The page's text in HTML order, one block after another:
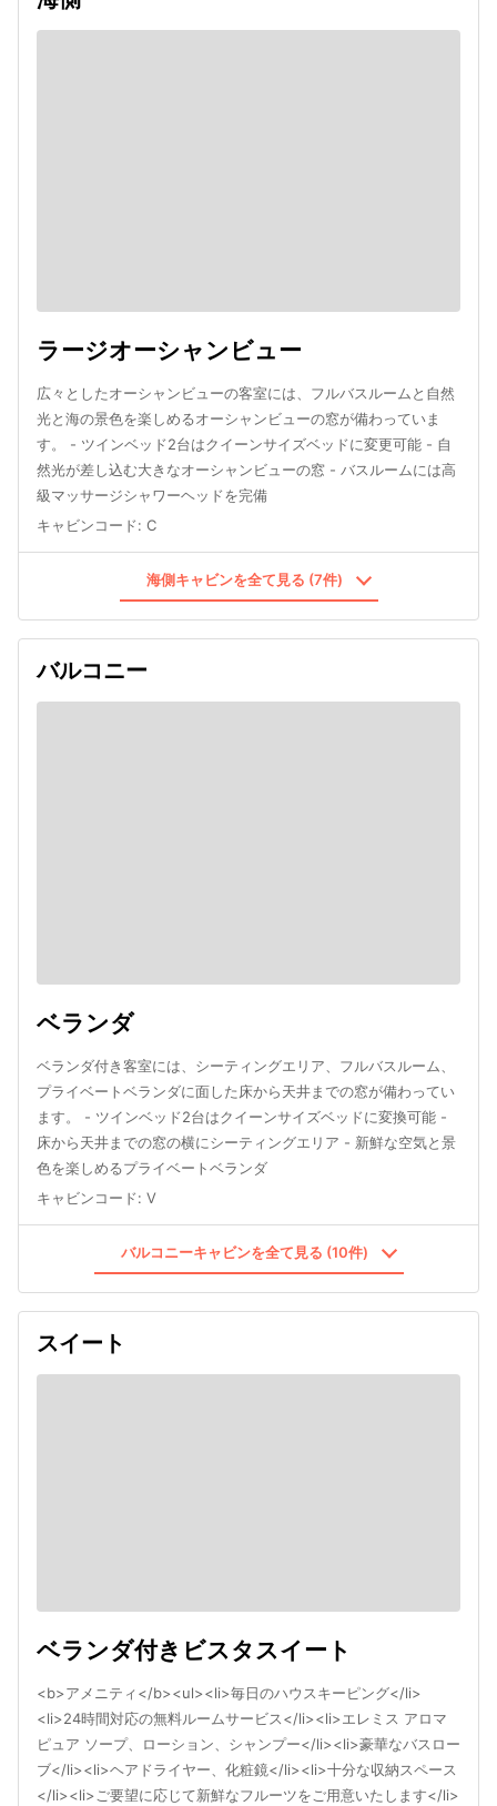
ラージオーシャンビュー
広々としたオーシャンビューの客室には、フルバスルームと自然
光と海の景色を楽しめるオーシャンビューの窓が備わっていま
す。 - ツインベッド2台はクイーンサイズベッドに変更可能 - 自
然光が差し込む大きなオーシャンビューの窓 - バスルームには高
級マッサージシャワーヘッドを完備
キャビンコード: C
海側キャビンを全て見る (7件)
バルコニー
ベランダ
ベランダ付き客室には、シーティングエリア、フルバスルーム、
プライベートベランダに面した床から天井までの窓が備わってい
ます。 - ツインベッド2台はクイーンサイズベッドに変換可能 -
床から天井までの窓の横にシーティングエリア - 新鮮な空気と景
色を楽しめるプライベートベランダ
キャビンコード: V
バルコニーキャビンを全て見る (10件)
スイート
ベランダ付きビスタスイート
<b>アメニティ</b><ul><li>毎日のハウスキーピング</li>
<li>24時間対応の無料ルームサービス</li><li>エレミス アロマ
ピュア ソープ、ローション、シャンプー</li><li>豪華なバスロー
ブ</li><li>ヘアドライヤー、化粧鏡</li><li>十分な収納スペース
</li><li>ご要望に応じて新鮮なフルーツをご用意いたします</li>